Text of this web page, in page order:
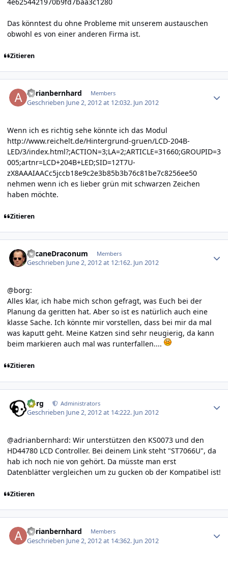
Das könntest du ohne Probleme mit unserem austauschen
obwohl es von einer anderen Firma ist.
Zitieren
adrianbernhard Members
Geschrieben June 2, 2012 at 12:032. Jun 2012
Wenn ich es richtig sehe könnte ich das Modul
http://www.reichelt.de/Hintergrund-gruen/LCD-204B-
LED/3/index.html?;ACTION=3;LA=2;ARTICLE=31660;GROUPID=3
005;artnr=LCD+204B+LED;SID=12T7U-
zX8AAAIAACc5jccb18e9c2e3b85b3b76c81be7c8256ee50
nehmen wenn ich es lieber grün mit schwarzen Zeichen
haben möchte.
Zitieren
ArcaneDraconum Members
Geschrieben June 2, 2012 at 12:162. Jun 2012
@borg:
Alles klar, ich habe mich schon gefragt, was Euch bei der
Planung da geritten hat. Aber so ist es natürlich auch eine
klasse Sache. Ich könnte mir vorstellen, dass bei mir da mal
was kaputt geht. Meine Katzen sind sehr neugierig, da kann
beim markieren auch mal was runterfallen....
Zitieren
borg Administrators
Geschrieben June 2, 2012 at 14:222. Jun 2012
@adrianbernhard: Wir unterstützen den KS0073 und den
HD44780 LCD Controller. Bei deinem Link steht "ST7066U", da
hab ich noch nie von gehört. Da müsste man erst
Datenblätter vergleichen um zu gucken ob der Kompatibel ist!
Zitieren
adrianbernhard Members
Geschrieben June 2, 2012 at 14:362. Jun 2012